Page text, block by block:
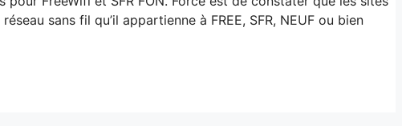
sans fil qu’il appartienne à FREE, SFR, NEUF ou bien